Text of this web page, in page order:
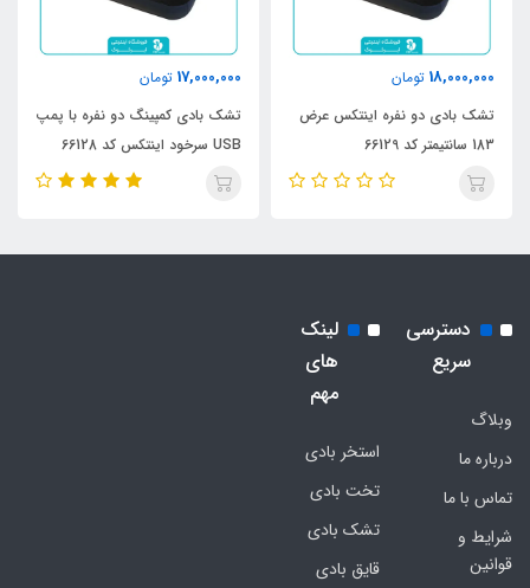
18,000,000 تومان
تشک بادی دو نفره اینتکس عرض
183 سانتیمتر کد 66129
17,000,000 تومان
تشک بادی کمپینگ دو نفره با پمپ
USB سرخود اینتکس کد 66128
دسترسی
سریع
وبلاگ
درباره ما
تماس با ما
شرایط و
قوانین
لینک
های
مهم
استخر بادی
تخت بادی
تشک بادی
قایق بادی